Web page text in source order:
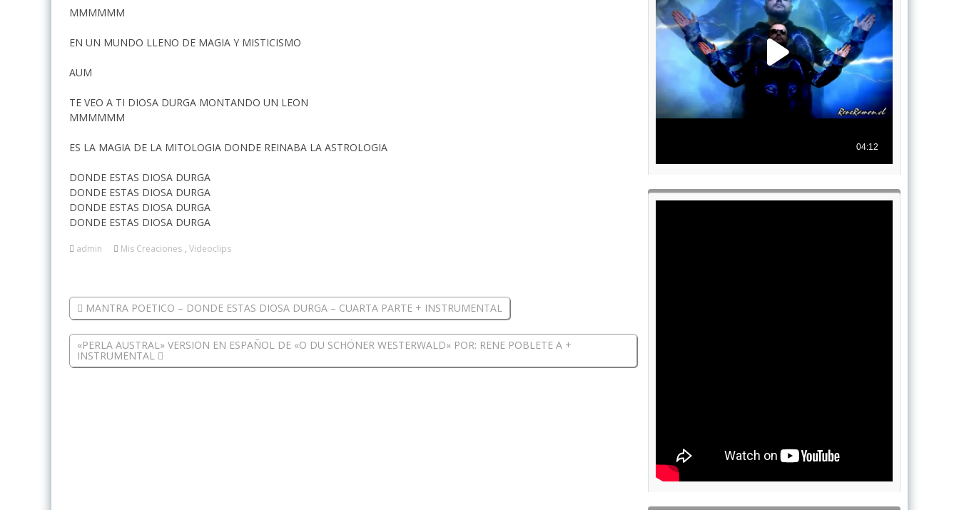
MMMMMM
EN UN MUNDO LLENO DE MAGIA Y MISTICISMO
AUM
TE VEO A TI DIOSA DURGA MONTANDO UN LEON
MMMMMM
ES LA MAGIA DE LA MITOLOGIA DONDE REINABA LA ASTROLOGIA
DONDE ESTAS DIOSA DURGA
DONDE ESTAS DIOSA DURGA
DONDE ESTAS DIOSA DURGA
DONDE ESTAS DIOSA DURGA
admin Mis Creaciones , Videoclips
MANTRA POETICO – DONDE ESTAS DIOSA DURGA – CUARTA PARTE + INSTRUMENTAL
«PERLA AUSTRAL» VERSION EN ESPAÑOL DE «O DU SCHÖNER WESTERWALD» POR: RENE POBLETE A +
INSTRUMENTAL